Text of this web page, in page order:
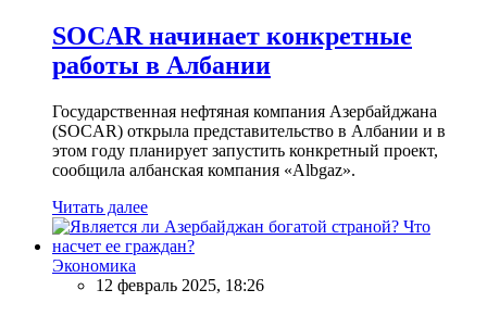
SOCAR начинает конкретные
работы в Албании
Государственная нефтяная компания Азербайджана
(SOCAR) открыла представительство в Албании и в
этом году планирует запустить конкретный проект,
сообщила албанская компания «Albgaz».
Читать далее
Экономика
12 февраль 2025, 18:26